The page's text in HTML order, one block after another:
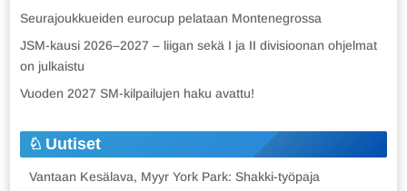
Seurajoukkueiden eurocup pelataan Montenegrossa
JSM-kausi 2026–2027 – liigan sekä I ja II divisioonan ohjelmat
on julkaistu
Vuoden 2027 SM-kilpailujen haku avattu!
Uutiset
Vantaan Kesälava, Myyr York Park: Shakki-työpaja